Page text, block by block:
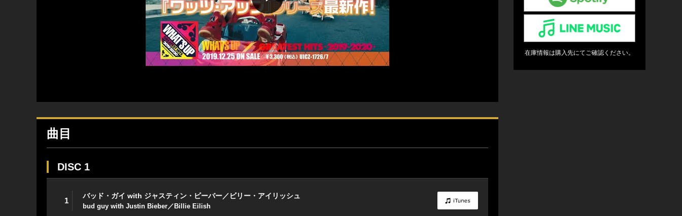
曲目
DISC 1
1
バッド・ガイ with ジャスティン・ビーバー／ビリー・アイリッシュ
bud guy with Justin Bieber／Billie Eilish
在庫情報は購入先にてご確認ください。